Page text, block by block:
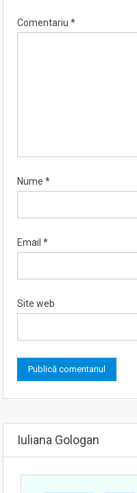
Comentariu *
Nume *
Email *
Site web
Iuliana Gologan